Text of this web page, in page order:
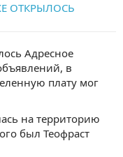
ОТКРЫЛОСЬ
Адресное
в
плату мог
на территорию
был Теофраст